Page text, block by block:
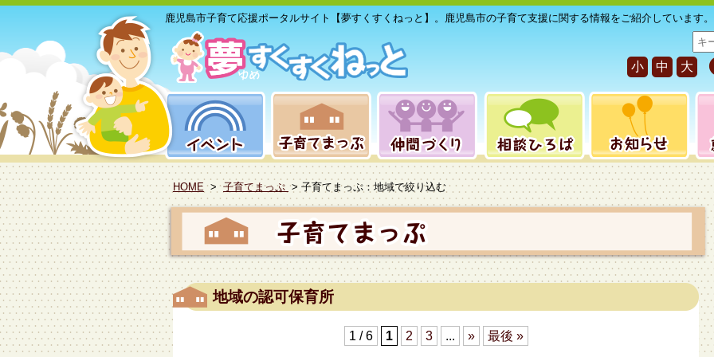
鹿児島市子育て応援ポータルサイト【夢すくすくねっと】。鹿児島市の子育て支援に関する情報をご紹介しています。
サ
イ
ト
内
小 中 大
HOME > 子育てまっぷ > 子育てまっぷ：地域で絞り込む
地域の認可保育所
1 / 6 1 2 3 ... » 最後 »